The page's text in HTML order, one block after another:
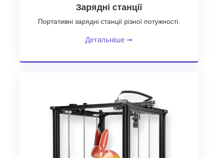
Зарядні станції
Портативні зарядні станції різної потужності.
Детальніше ➞